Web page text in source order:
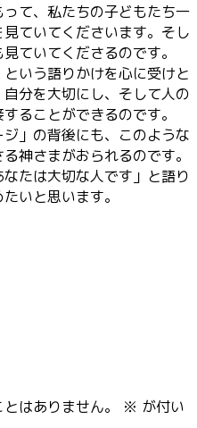
て、私たちの子どもたち一
ていてくださいます。そし
ていてくださるのです。
いう語りかけを心に受けと
分を大切にし、そして人の
ることができるのです。
」の背後にも、このような
神さまがおられるのです。
たは大切な人です」と語り
いと思います。
はありません。 ※ が付い